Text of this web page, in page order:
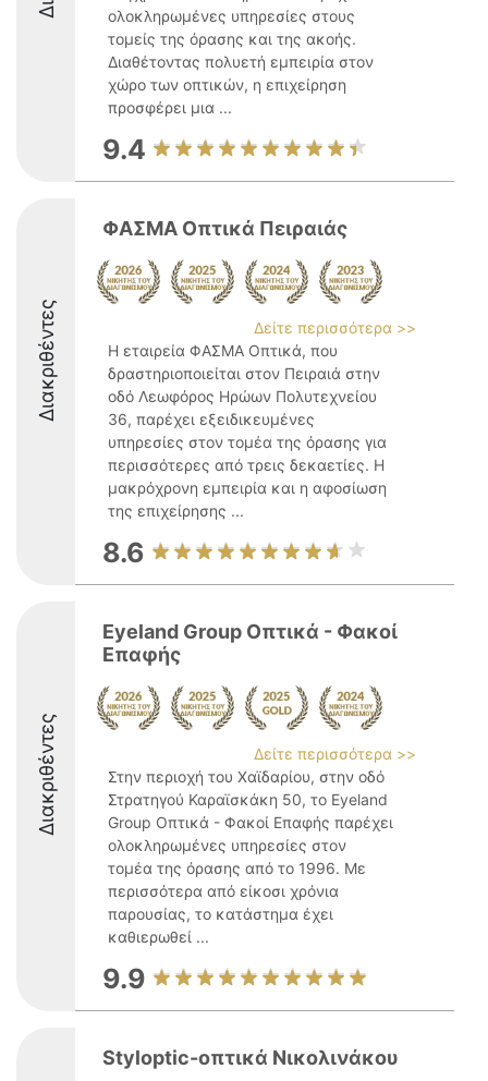
ολοκληρωμένες υπηρεσίες στους
τομείς της όρασης και της ακοής.
Διαθέτοντας πολυετή εμπειρία στον
χώρο των οπτικών, η επιχείρηση
προσφέρει μια ...
9.4
Διακριθέντες
ΦΑΣΜΑ Οπτικά Πειραιάς
Δείτε περισσότερα >>
Η εταιρεία ΦΑΣΜΑ Οπτικά, που
δραστηριοποιείται στον Πειραιά στην
οδό Λεωφόρος Ηρώων Πολυτεχνείου
36, παρέχει εξειδικευμένες
υπηρεσίες στον τομέα της όρασης για
περισσότερες από τρεις δεκαετίες. Η
μακρόχρονη εμπειρία και η αφοσίωση
της επιχείρησης ...
8.6
Διακριθέντες
Eyeland Group Οπτικά - Φακοί
Επαφής
Δείτε περισσότερα >>
Στην περιοχή του Χαϊδαρίου, στην οδό
Στρατηγού Καραϊσκάκη 50, το Eyeland
Group Οπτικά - Φακοί Επαφής παρέχει
ολοκληρωμένες υπηρεσίες στον
τομέα της όρασης από το 1996. Με
περισσότερα από είκοσι χρόνια
παρουσίας, το κατάστημα έχει
καθιερωθεί ...
9.9
Styloptic-οπτικά Νικολινάκου